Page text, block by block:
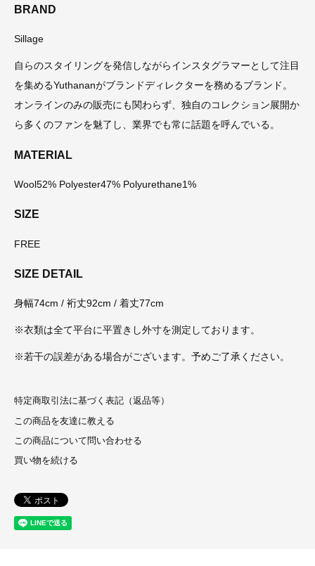
BRAND
Sillage
自らのスタイリングを発信しながらインスタグラマーとして注目
を集めるYuthananがブランドディレクターを務めるブランド。
オンラインのみの販売にも関わらず、独自のコレクション展開か
ら多くのファンを魅了し、業界でも常に話題を呼んでいる。
MATERIAL
Wool52% Polyester47% Polyurethane1%
SIZE
FREE
SIZE DETAIL
身幅74cm / 裄丈92cm / 着丈77cm
※衣類は全て平台に平置きし外寸を測定しております。
※若干の誤差がある場合がございます。予めご了承ください。
特定商取引法に基づく表記（返品等）
この商品を友達に教える
この商品について問い合わせる
買い物を続ける